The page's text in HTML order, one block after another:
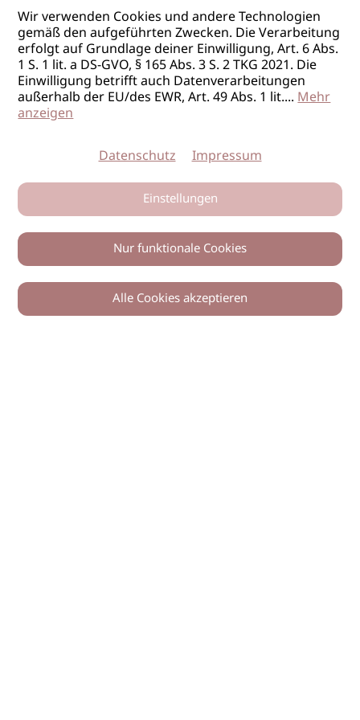
0
Wir verwenden Cookies und andere Technologien
gemäß den aufgeführten Zwecken. Die Verarbeitung
erfolgt auf Grundlage deiner Einwilligung, Art. 6 Abs.
1 S. 1 lit. a DS-GVO, § 165 Abs. 3 S. 2 TKG 2021. Die
Einwilligung betrifft auch Datenverarbeitungen
außerhalb der EU/des EWR, Art. 49 Abs. 1 lit....Mehr
anzeigen
Datenschutz Impressum
Einstellungen
Nur funktionale Cookies
Alle Cookies akzeptieren